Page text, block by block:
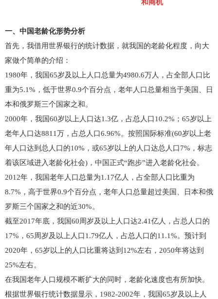
和商机
一、中国老龄化形势分析
首先，我借用世界银行的统计数据，就我国的老龄化程度，向大
家做个简单的介绍：
1980年，我国65岁及以上人口总量为4980.6万人，占全部人口比
重为5.1%，低于世界0.9个百分点，老年人口总量相当于美国、日
本和俄罗斯三个国家之和。
2000年，我国60岁以上人口达1.3亿，占总人口10.2%；65岁以上
老年人口达8811万，占总人口6.96%。按照国际标准(60岁以上老
年人口达到总人口的10%，或65岁以上的人口达总人口7%，标志
着该区域进入老龄化社会)，中国正式“跑步”进入老龄化社会。
2012年，我国老年人口总量为1.17亿人，占全部人口比重为
8.7%，高于世界0.9个百分点，老年人口总量超过美国、日本和俄
罗斯三个国家之和的近30%。
截至2017年底，我国60周岁及以上人口达2.41亿人，占总人口的
17%，65周岁及以上人口1.79亿人，占总人口的11.1%。预计到
2020年，65岁以上的人口比重将达到12%左右，2050年将达到
25%左右。
在我国老年人口规模不断扩大的同时，老龄化速度也有所加快。
根据世界银行统计数据显示，1982-2002年，我国65岁及以上人